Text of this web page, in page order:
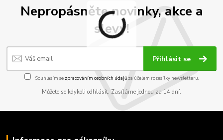
Nepropásněte novinky, akce a
slevy!
Přihlásit se
Souhlasím se zpracováním osobních údajůza účelem rozesílky newsletteru.
Můžete se kdykoli odhlásit. Zasíláme jednou za 14 dní.